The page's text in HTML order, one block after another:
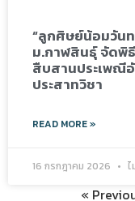
“ลูกศิษย์น้อมวัน
ม.กาฬสินธุ์ จัดพิ
สืบสานประเพณี
ประสาทวิชา
READ MORE »
16 กรกฎาคม 2026
«